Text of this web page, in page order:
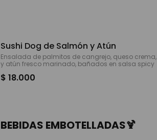
Sushi Dog de Salmón y Atún
Ensalada de palmitos de cangrejo, queso
y atún fresco marinado, bañados en salsa spicy
$ 18.000
BEBIDAS EMBOTELLADAS🍹